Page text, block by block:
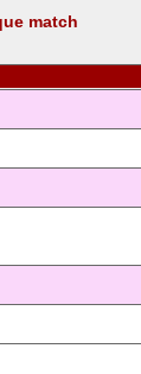
match